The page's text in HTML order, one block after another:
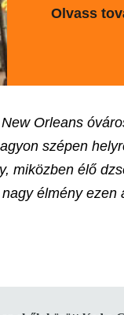
Olvass
Orleans
szépen
miközben élő
élmény ezen